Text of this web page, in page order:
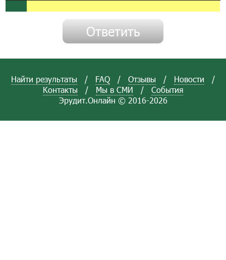
Найти результаты / FAQ / Отзывы / Новости
/
Контакты
/ Мы в СМИ /
События
Эрудит.Онлайн © 2016-2026